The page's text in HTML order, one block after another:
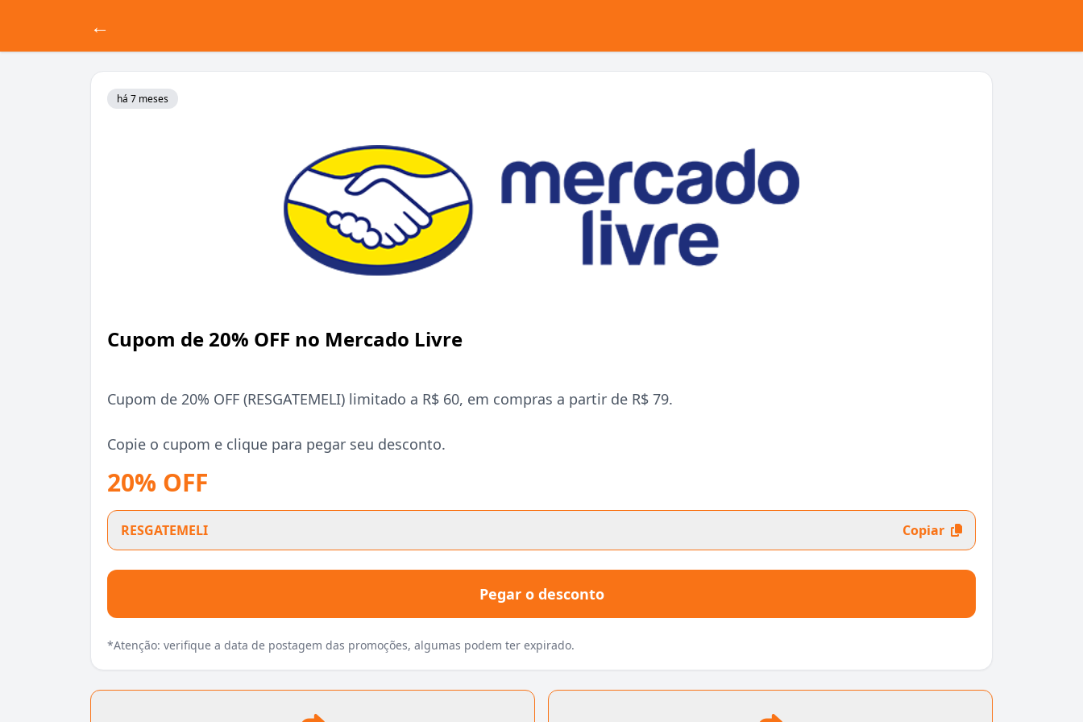
←
há 7 meses
Cupom de 20% OFF no Mercado Livre
Cupom de 20% OFF (RESGATEMELI) limitado a R$ 60, em compras a partir de R$ 79.
Copie o cupom e clique para pegar seu desconto.
20% OFF
RESGATEMELI Copiar
Pegar o desconto
*Atenção: verifique a data de postagem das promoções, algumas podem ter expirado.